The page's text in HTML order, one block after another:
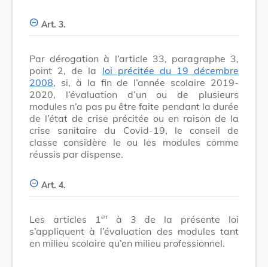
Art. 3.
Par dérogation à l’article 33, paragraphe 3,
point 2, de la loi précitée du 19 décembre
2008, si, à la fin de l’année scolaire 2019-
2020, l’évaluation d’un ou de plusieurs
modules n’a pas pu être faite pendant la durée
de l’état de crise précitée ou en raison de la
crise sanitaire du Covid-19, le conseil de
classe considère le ou les modules comme
réussis par dispense.
Art. 4.
Les articles 1 erà 3 de la présente loi
s’appliquent à l’évaluation des modules tant
en milieu scolaire qu’en milieu professionnel.